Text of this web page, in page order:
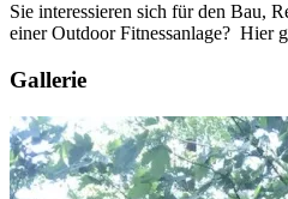
Sie interessieren sich für den Bau,
einer Outdoor Fitnessanlage? Hier
Gallerie